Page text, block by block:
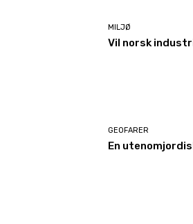
MILJØ
Vil norsk
GEOFARER
En